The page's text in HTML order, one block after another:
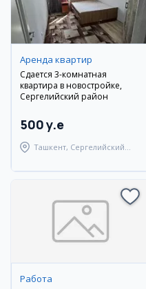
Аренда квартир
Сдается 3-комнатная
квартира в новостройке,
Сергелийский район
500 y.e
Ташкент, Сергелийский
Работа